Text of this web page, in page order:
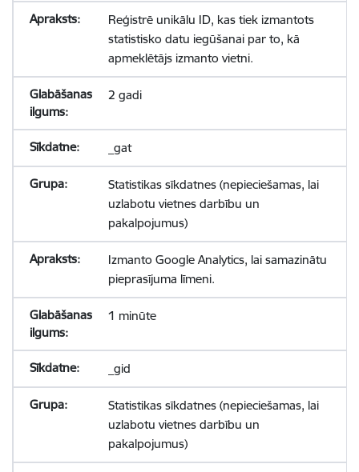
Reģistrē unikālu ID, kas tiek izmantots
statistisko datu iegūšanai par to, kā
apmeklētājs izmanto vietni.
2 gadi
_gat
Statistikas sīkdatnes (nepieciešamas, lai
uzlabotu vietnes darbību un
pakalpojumus)
Izmanto Google Analytics, lai samazinātu
pieprasījuma līmeni.
1 minūte
_gid
Statistikas sīkdatnes (nepieciešamas, lai
uzlabotu vietnes darbību un
pakalpojumus)